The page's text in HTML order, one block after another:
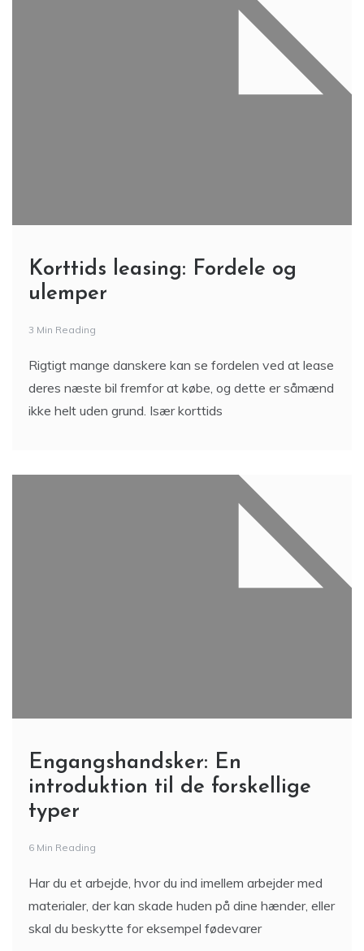
Korttids leasing: Fordele og
ulemper
3 Min Reading
Rigtigt mange danskere kan se fordelen ved at lease
deres næste bil fremfor at købe, og dette er såmænd
ikke helt uden grund. Især korttids
Engangshandsker: En
introduktion til de forskellige
typer
6 Min Reading
Har du et arbejde, hvor du ind imellem arbejder med
materialer, der kan skade huden på dine hænder, eller
skal du beskytte for eksempel fødevarer